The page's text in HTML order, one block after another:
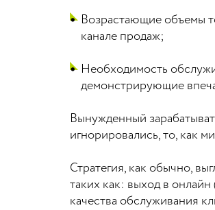
Возрастающие объемы
канале продаж;
Необходимость
демонстрирующие
Вынужденный
игнорировались, то, как
Стратегия, как обычно,
таких как: выход в
качества обслуживания